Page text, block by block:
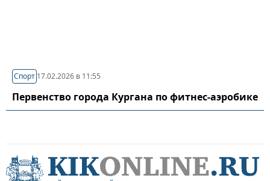
Спорт 17.02.2026 в 11:55
Первенство города Кургана по фитнес-аэробике